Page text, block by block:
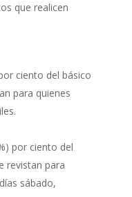
realicen
ciento del básico
para quienes
por ciento del
revistan para
sábado,